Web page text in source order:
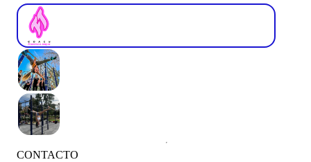
CONTACTO